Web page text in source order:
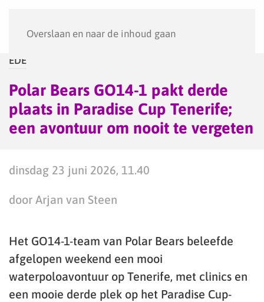
Overslaan en naar de inhoud gaan
EDE
Polar Bears GO14-1 pakt derde
plaats in Paradise Cup Tenerife;
een avontuur om nooit te vergeten
dinsdag 23 juni 2026, 11.40
door Arjan van Steen
Het GO14-1-team van Polar Bears beleefde
afgelopen weekend een mooi
waterpoloavontuur op Tenerife, met clinics en
een mooie derde plek op het Paradise Cup-